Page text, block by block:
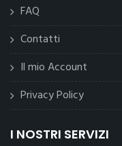
FAQ
Contatti
Il mio Account
Privacy Policy
I NOSTRI SERVIZI